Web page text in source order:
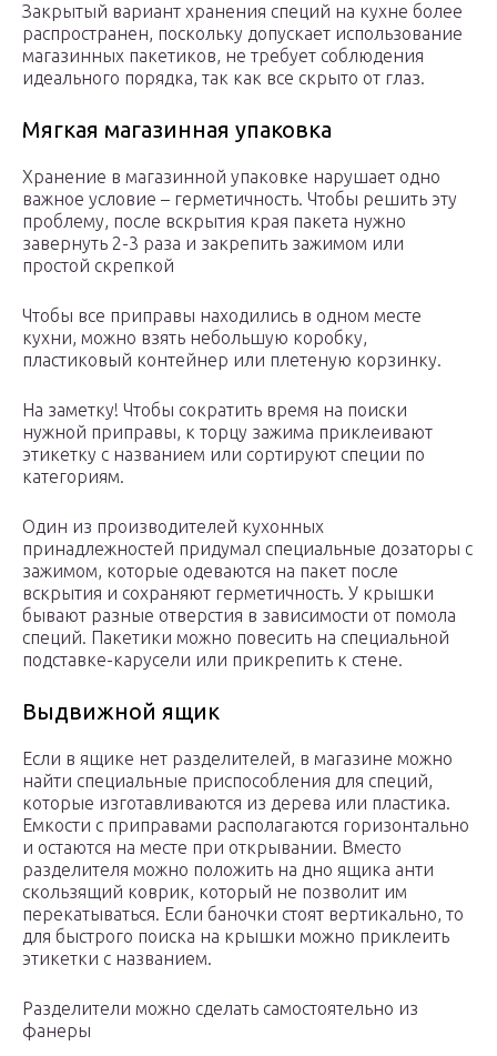
Закрытый вариант хранения специй на кухне более
распространен, поскольку допускает использование
магазинных пакетиков, не требует соблюдения
идеального порядка, так как все скрыто от глаз.
Мягкая магазинная упаковка
Хранение в магазинной упаковке нарушает одно
важное условие – герметичность. Чтобы решить эту
проблему, после вскрытия края пакета нужно
завернуть 2-3 раза и закрепить зажимом или
простой скрепкой
Чтобы все приправы находились в одном месте
кухни, можно взять небольшую коробку,
пластиковый контейнер или плетеную корзинку.
На заметку! Чтобы сократить время на поиски
нужной приправы, к торцу зажима приклеивают
этикетку с названием или сортируют специи по
категориям.
Один из производителей кухонных
принадлежностей придумал специальные дозаторы с
зажимом, которые одеваются на пакет после
вскрытия и сохраняют герметичность. У крышки
бывают разные отверстия в зависимости от помола
специй. Пакетики можно повесить на специальной
подставке-карусели или прикрепить к стене.
Выдвижной ящик
Если в ящике нет разделителей, в магазине можно
найти специальные приспособления для специй,
которые изготавливаются из дерева или пластика.
Емкости с приправами располагаются горизонтально
и остаются на месте при открывании. Вместо
разделителя можно положить на дно ящика анти
скользящий коврик, который не позволит им
перекатываться. Если баночки стоят вертикально, то
для быстрого поиска на крышки можно приклеить
этикетки с названием.
Разделители можно сделать самостоятельно из
фанеры